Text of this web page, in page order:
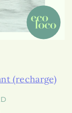
(recharge)